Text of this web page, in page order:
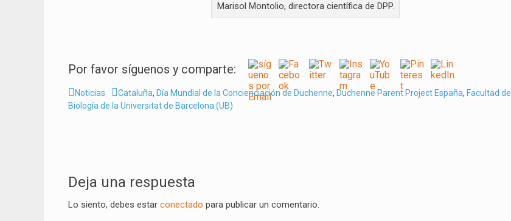
Marisol Montolio, directora científica de DPP.
Por favor síguenos y comparte:
Categorías
Noticias Tags
Cataluña, Día Mundial de la Concienciación de Duchenne, Duchenne Parent Project España, Facultad de
Biología de la Universitat de Barcelona (UB)
de
entradas
Deja una respuesta
Lo siento, debes estar conectado para publicar un comentario.